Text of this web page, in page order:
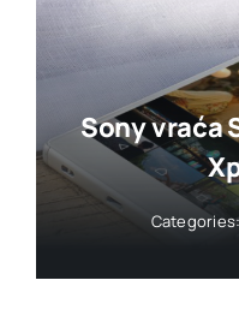
Sony vraća